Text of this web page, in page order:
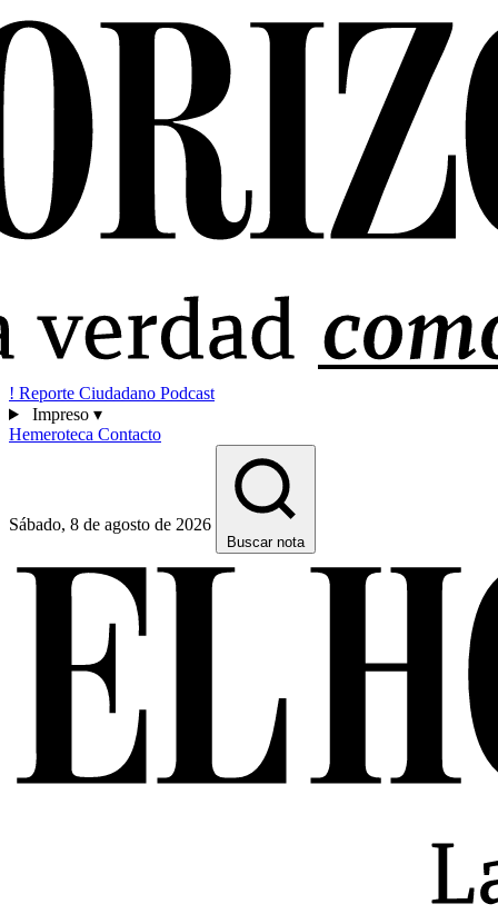
! Reporte Ciudadano Podcast
Impreso ▾
Hemeroteca Contacto
Sábado, 8 de agosto de 2026
Buscar nota